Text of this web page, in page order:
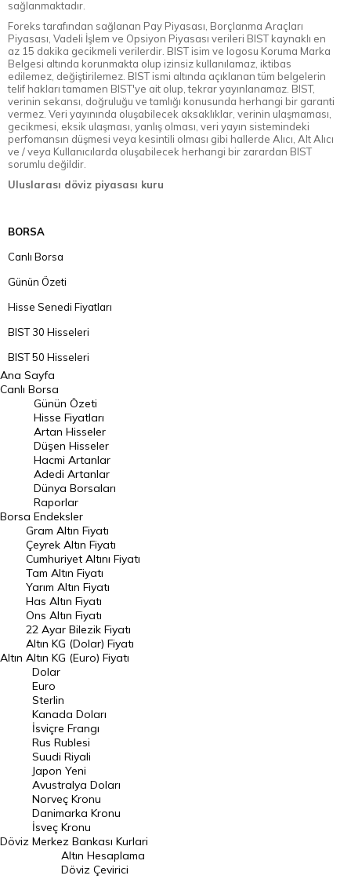
sağlanmaktadır.
Foreks tarafından sağlanan Pay Piyasası, Borçlanma Araçları
Piyasası, Vadeli İşlem ve Opsiyon Piyasası verileri BIST kaynaklı en
az 15 dakika gecikmeli verilerdir. BIST isim ve logosu Koruma Marka
Belgesi altında korunmakta olup izinsiz kullanılamaz, iktibas
edilemez, değiştirilemez. BIST ismi altında açıklanan tüm belgelerin
telif hakları tamamen BIST'ye ait olup, tekrar yayınlanamaz. BIST,
verinin sekansı, doğruluğu ve tamlığı konusunda herhangi bir garanti
vermez. Veri yayınında oluşabilecek aksaklıklar, verinin ulaşmaması,
gecikmesi, eksik ulaşması, yanlış olması, veri yayın sistemindeki
perfomansın düşmesi veya kesintili olması gibi hallerde Alıcı, Alt Alıcı
ve / veya Kullanıcılarda oluşabilecek herhangi bir zarardan BIST
sorumlu değildir.
Uluslarası döviz piyasası kuru
BORSA
Canlı Borsa
Günün Özeti
Hisse Senedi Fiyatları
BIST 30 Hisseleri
BIST 50 Hisseleri
BIST 100 Hisseleri
En Çok Artan Hisseler
En Çok Düşen Hisseler
Hacmi Artanlar
Geçmiş Kapanışlar
Dünya Borsaları
Raporlar
Endeksler
DÖVİZ
Döviz Kuru
Dolar Kuru
Euro Kuru
Pound Kuru
Frank Kuru
Riyal Kuru
Avustralya Doları
Danimarka Kronu Kuru
Kanada Doları Kuru
Norveç Kronu Kuru
İsveç Kronu Kuru
Ana Sayfa
Canlı Borsa
Borsa
Günün Özeti
Hisse Fiyatları
Artan Hisseler
Düşen Hisseler
Hacmi Artanlar
Adedi Artanlar
Dünya Borsaları
Raporlar
Endeksler
Altın
Gram Altın Fiyatı
Çeyrek Altın Fiyatı
Cumhuriyet Altını Fiyatı
Tam Altın Fiyatı
Yarım Altın Fiyatı
Has Altın Fiyatı
Ons Altın Fiyatı
22 Ayar Bilezik Fiyatı
Altın KG (Dolar) Fiyatı
Altın KG (Euro) Fiyatı
Döviz
Dolar
Euro
Sterlin
Kanada Doları
İsviçre Frangı
Rus Rublesi
Suudi Riyali
Japon Yeni
Avustralya Doları
Norveç Kronu
Danimarka Kronu
İsveç Kronu
Merkez Bankası Kurlari
Altın Hesaplama
Döviz Çevirici